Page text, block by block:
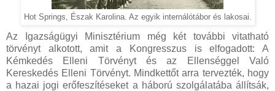
Hot Springs, Észak Karolina. Az egyik internálótábor és lakosai.
Az Igazságügyi Minisztérium még két további vitatható
törvényt alkotott, amit a Kongresszus is elfogadott: A
Kémkedés Elleni Törvényt és az Ellenséggel Való
Kereskedés Elleni Törvényt. Mindkettőt arra tervezték, hogy
a hazai jogi erőfeszítéseket a háború szolgálatába állítsák,